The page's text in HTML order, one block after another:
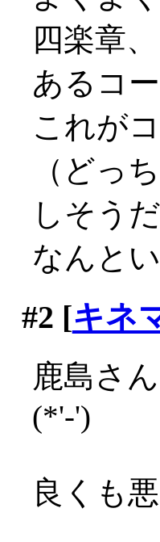
四楽章
あるコ
これが
（どっ
しそう
なんと
#2 [キネ
鹿島さ
(*'-')
良くも